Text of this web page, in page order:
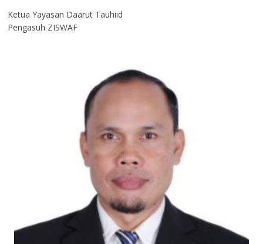
Ketua Yayasan Daarut Tauhiid
Pengasuh ZISWAF